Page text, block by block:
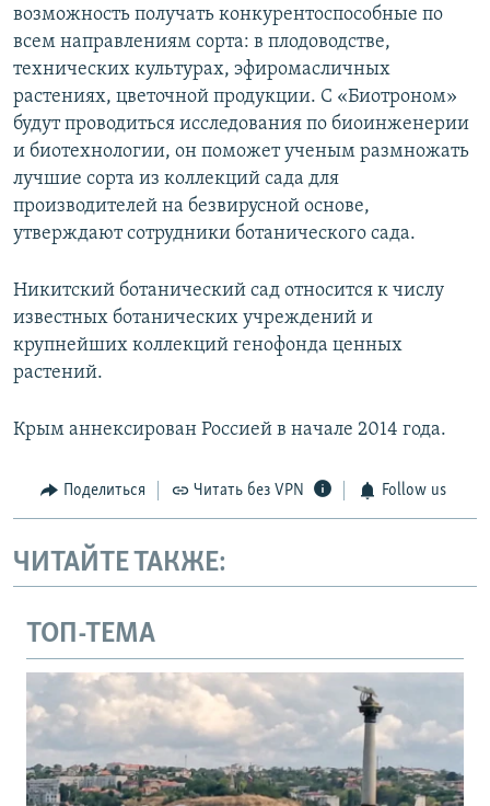
возможность получать конкурентоспособные по
всем направлениям сорта: в плодоводстве,
технических культурах, эфиромасличных
растениях, цветочной продукции. С «Биотроном»
будут проводиться исследования по биоинженерии
и биотехнологии, он поможет ученым размножать
лучшие сорта из коллекций сада для
производителей на безвирусной основе,
утверждают сотрудники ботанического сада.
Никитский ботанический сад относится к числу
известных ботанических учреждений и
крупнейших коллекций генофонда ценных
растений.
Крым аннексирован Россией в начале 2014 года.
Поделиться Читать без VPN Follow us
ЧИТАЙТЕ ТАКЖЕ:
ТОП-ТЕМА